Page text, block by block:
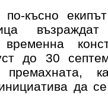
късно
до 30
да